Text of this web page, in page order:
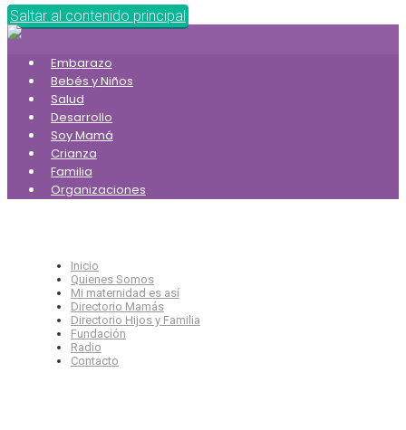
Saltar al contenido principal
Embarazo
Bebés y Niños
Salud
Desarrollo
Soy Mamá
Crianza
Familia
Organizaciones
Inicio
Quienes Somos
Mi maternidad es así
Directorio Mamás
Directorio Hijos y Familia
Fundación
Radio
Contacto